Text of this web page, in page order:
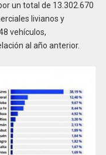
un total de 13.302.670
livianos y
vehículos,
al año anterior.